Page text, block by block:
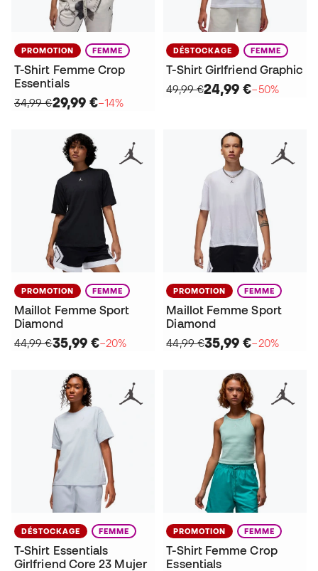
PROMOTION FEMME
T-Shirt Femme Crop
Essentials
34,99 €29,99 €−14%
DÉSTOCKAGE FEMME
T-Shirt Girlfriend Graphic
49,99 €24,99 €−50%
PROMOTION FEMME
Maillot Femme Sport
Diamond
44,99 €35,99 €−20%
PROMOTION FEMME
Maillot Femme Sport
Diamond
44,99 €35,99 €−20%
DÉSTOCKAGE FEMME
T-Shirt Essentials
Girlfriend Core 23 Mujer
PROMOTION FEMME
T-Shirt Femme Crop
Essentials